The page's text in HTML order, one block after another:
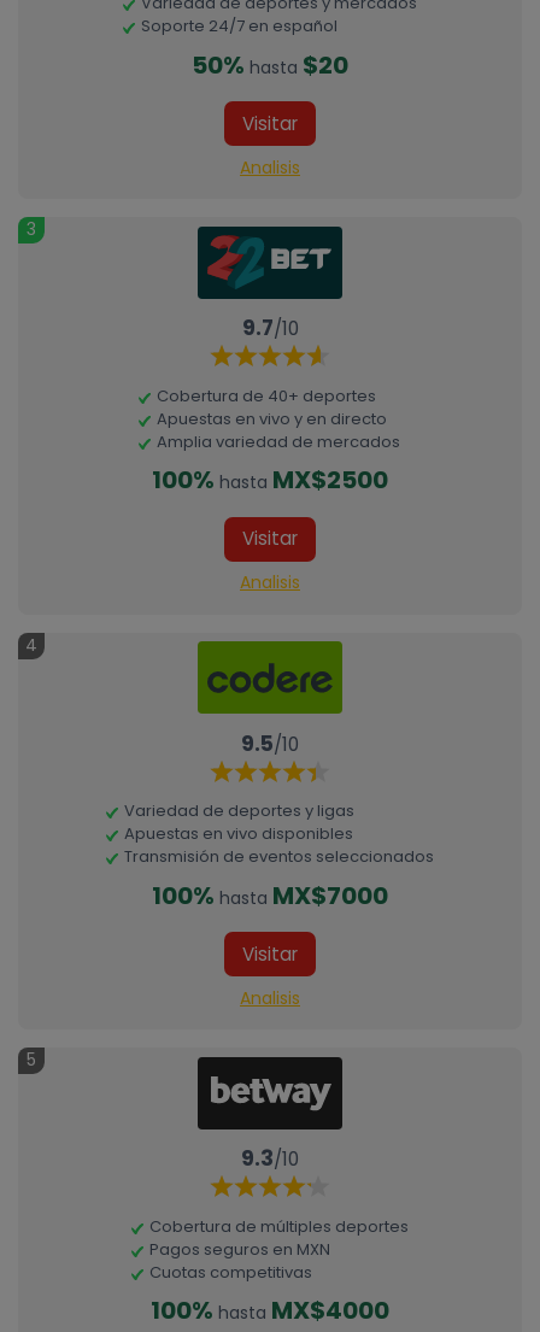
Soporte 24/7 en español
50% hasta $20
Visitar
Analisis
3
9.7/10
Cobertura de 40+ deportes
Apuestas en vivo y en directo
Amplia variedad de mercados
100% hasta MX$2500
Visitar
Analisis
4
9.5/10
Variedad de deportes y ligas
Apuestas en vivo disponibles
Transmisión de eventos seleccionados
100% hasta MX$7000
Visitar
Analisis
5
9.3/10
Cobertura de múltiples deportes
Pagos seguros en MXN
Cuotas competitivas
100% hasta MX$4000